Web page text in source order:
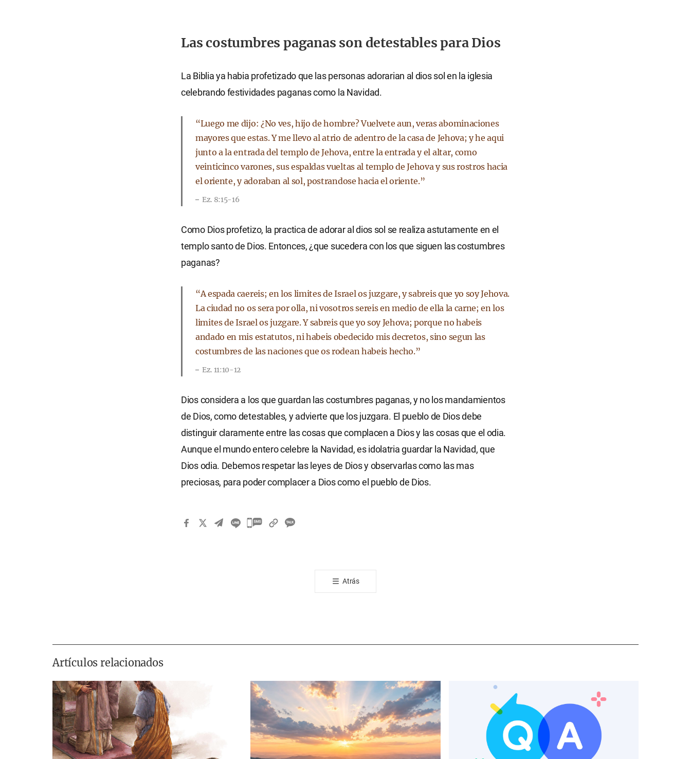
Las costumbres paganas son detestables para Dios
La Biblia ya habia profetizado que las personas adorarian al dios sol en la iglesia
celebrando festividades paganas como la Navidad.
“Luego me dijo: ¿No ves, hijo de hombre? Vuelvete aun, veras abominaciones
mayores que estas. Y me llevo al atrio de adentro de la casa de Jehova; y he aqui
junto a la entrada del templo de Jehova, entre la entrada y el altar, como
veinticinco varones, sus espaldas vueltas al templo de Jehova y sus rostros hacia
el oriente, y adoraban al sol, postrandose hacia el oriente.”
Ez. 8:15-16
Como Dios profetizo, la practica de adorar al dios sol se realiza astutamente en el
templo santo de Dios. Entonces, ¿que sucedera con los que siguen las costumbres
paganas?
“A espada caereis; en los limites de Israel os juzgare, y sabreis que yo soy Jehova.
La ciudad no os sera por olla, ni vosotros sereis en medio de ella la carne; en los
limites de Israel os juzgare. Y sabreis que yo soy Jehova; porque no habeis
andado en mis estatutos, ni habeis obedecido mis decretos, sino segun las
costumbres de las naciones que os rodean habeis hecho.”
Ez. 11:10-12
Dios considera a los que guardan las costumbres paganas, y no los mandamientos
de Dios, como detestables, y advierte que los juzgara. El pueblo de Dios debe
distinguir claramente entre las cosas que complacen a Dios y las cosas que el odia.
Aunque el mundo entero celebre la Navidad, es idolatria guardar la Navidad, que
Dios odia. Debemos respetar las leyes de Dios y observarlas como las mas
preciosas, para poder complacer a Dios como el pueblo de Dios.
카
Atrás
Artículos relacionados